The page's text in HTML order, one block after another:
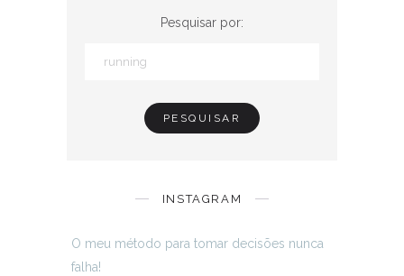
Pesquisar por:
INSTAGRAM
O meu método para tomar decisões nunca
falha!